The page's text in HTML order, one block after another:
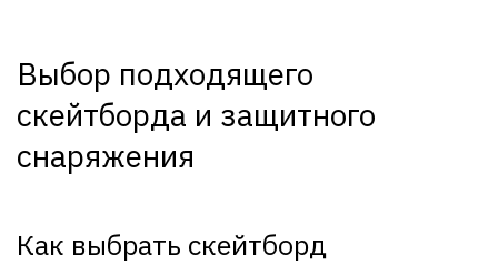
Выбор подходящего
скейтборда и защитного
снаряжения
Как выбрать скейтборд